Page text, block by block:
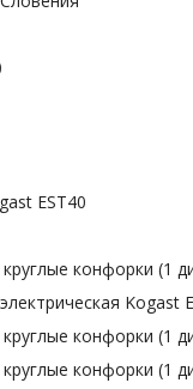
EST40
круглые конфорки
Kogast
круглые конфорки
круглые конфорки